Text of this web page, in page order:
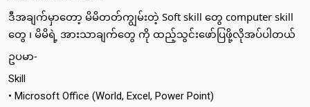
ဒီအချက်မှာတော့ မိမိတတ်ကျွမ်းတဲ့ Soft skill တွေ computer skill
တွေ ၊ မိမိရဲ့ အားသာချက်တွေ ကို ထည့်သွင်းဖော်ပြဖို့လိုအပ်ပါတယ်
ဥပမာ-
Skill
• Microsoft Office (World, Excel, Power Point)